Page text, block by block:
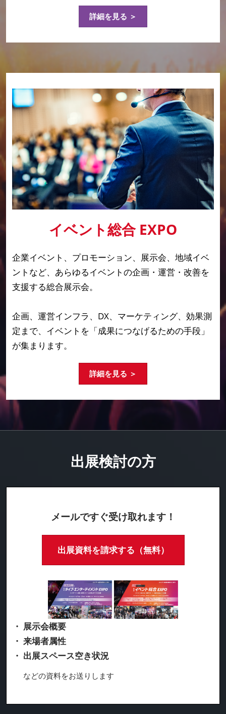
詳細を見る ＞
イベント総合 EXPO
企業イベント、プロモーション、展示会、地域イベ
ントなど、あらゆるイベントの企画・運営・改善を
支援する総合展示会。
企画、運営インフラ、DX、マーケティング、効果測
定まで、イベントを「成果につなげるための手段」
が集まります。
詳細を見る ＞
出展検討の方
メールですぐ受け取れます！
出展資料を請求する（無料）
・ 展示会概要
・ 来場者属性
・ 出展スペース空き状況
などの資料をお送りします